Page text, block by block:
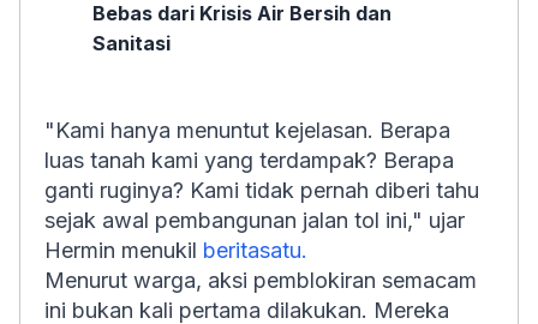
Bebas dari Krisis Air Bersih dan
Sanitasi
"Kami hanya menuntut kejelasan. Berapa
luas tanah kami yang terdampak? Berapa
ganti ruginya? Kami tidak pernah diberi tahu
sejak awal pembangunan jalan tol ini," ujar
Hermin menukil beritasatu.
Menurut warga, aksi pemblokiran semacam
ini bukan kali pertama dilakukan. Mereka